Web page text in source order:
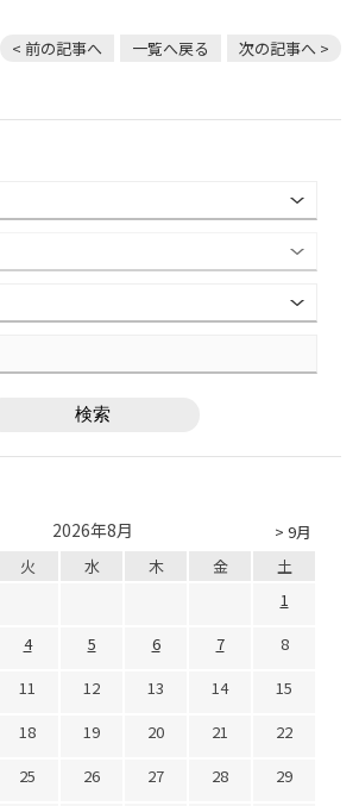
< 前の記事へ 一覧へ戻る 次の記事へ >
> 9月
2026年8月
火 水 木 金
土
1
4 5 6 7
8
11 12 13 14
15
18 19 20 21
22
25 26 27 28
29